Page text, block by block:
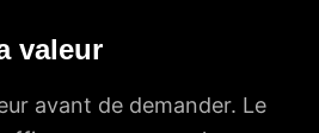
valeur
avant de demander. Le